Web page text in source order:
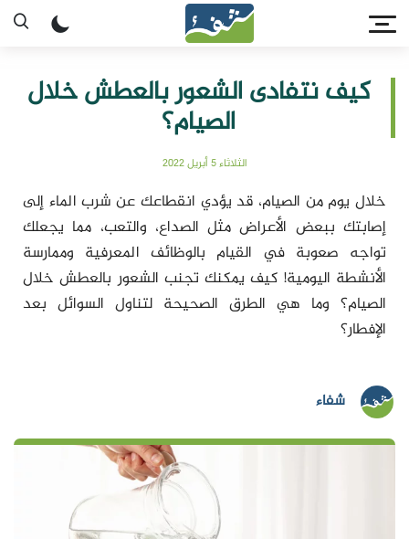
كيف نتفادى الشعور بالعطش خلال
الصيام؟
الثلاثاء 5 أبريل 2022
خلال يوم من الصيام، قد يؤدي انقطاعك عن شرب الماء إلى
إصابتك ببعض الأعراض مثل الصداع، والتعب، مما يجعلك
تواجه صعوبة في القيام بالوظائف المعرفية وممارسة
الأنشطة اليومية! كيف يمكنك تجنب الشعور بالعطش خلال
الصيام؟ وما هي الطرق الصحيحة لتناول السوائل بعد
الإفطار؟
شفاء